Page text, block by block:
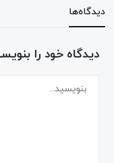
دیدگاه‌ها
دیدگاه خود را